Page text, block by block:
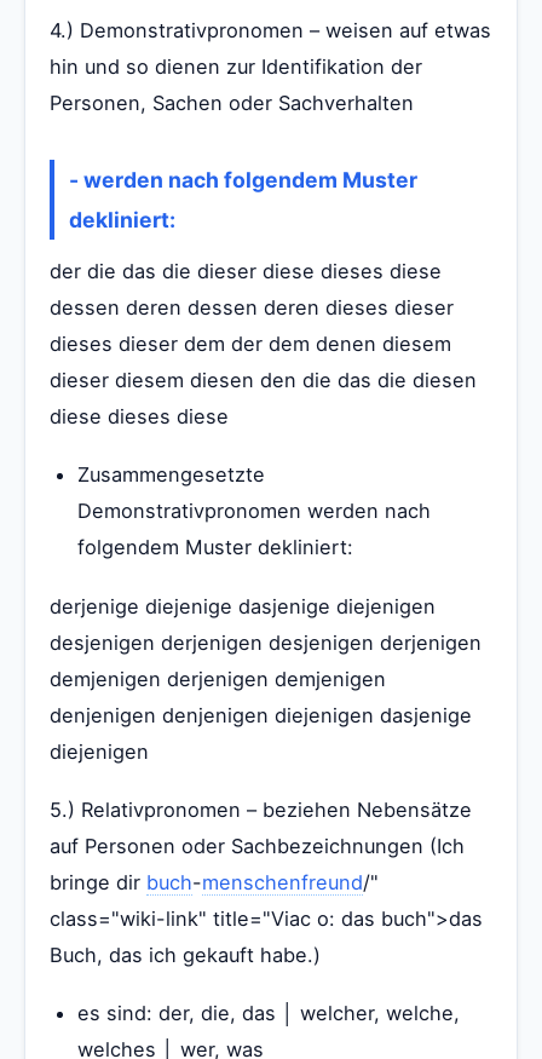
4.) Demonstrativpronomen – weisen auf etwas
hin und so dienen zur Identifikation der
Personen, Sachen oder Sachverhalten
- werden nach folgendem Muster
dekliniert:
der die das die dieser diese dieses diese
dessen deren dessen deren dieses dieser
dieses dieser dem der dem denen diesem
dieser diesem diesen den die das die diesen
diese dieses diese
Zusammengesetzte
Demonstrativpronomen werden nach
folgendem Muster dekliniert:
derjenige diejenige dasjenige diejenigen
desjenigen derjenigen desjenigen derjenigen
demjenigen derjenigen demjenigen
denjenigen denjenigen diejenigen dasjenige
diejenigen
5.) Relativpronomen – beziehen Nebensätze
auf Personen oder Sachbezeichnungen (Ich
bringe dir buch-menschenfreund/"
class="wiki-link" title="Viac o: das buch">das
Buch, das ich gekauft habe.)
es sind: der, die, das │ welcher, welche,
welches │ wer, was